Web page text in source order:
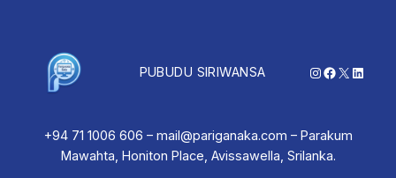
PUBUDU SIRIWANSA Instagram
Facebook
X
+94 71 1006 606 – mail@pariganaka.com – Parakum
Mawahta, Honiton Place, Avissawella, Srilanka.